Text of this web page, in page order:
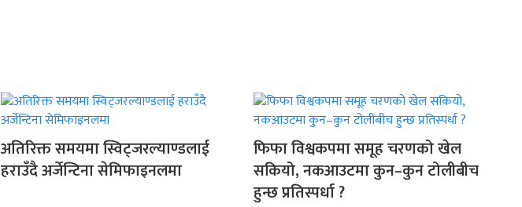
अतिरिक्त समयमा स्विट्जरल्याण्डलाई
हराउँदै अर्जेन्टिना सेमिफाइनलमा
फिफा विश्वकपमा समूह चरणको खेल
सकियो, नकआउटमा कुन–कुन टोलीबीच
हुन्छ प्रतिस्पर्धा ?